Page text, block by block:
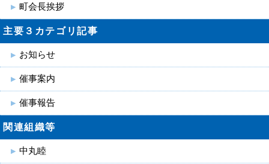
町会長挨拶
主要３カテゴリ記事
お知らせ
催事案内
催事報告
関連組織等
中丸睦